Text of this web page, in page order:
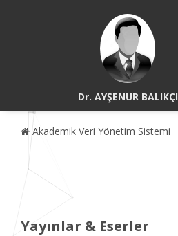
Dr. AYŞENUR BALIKÇI
Akademik Veri Yönetim Sistemi
Yayınlar & Eserler